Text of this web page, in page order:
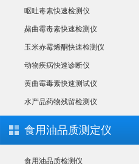
呕吐毒素快速检测仪
赭曲霉毒素快速检测仪
玉米赤霉烯酮快速检测仪
动物疾病快速诊断仪
黄曲霉毒素快速测试仪
水产品药物残留检测仪
食用油品质测定仪
食用油品质检测仪